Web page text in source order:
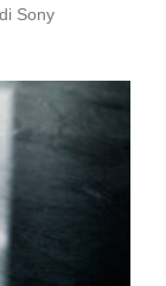
Sony